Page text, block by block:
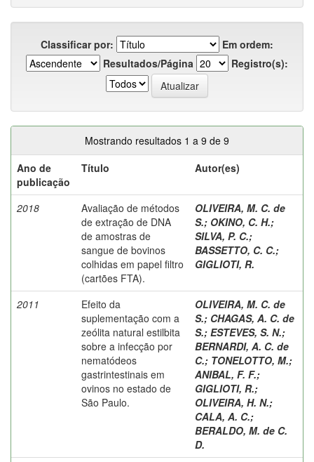
Classificar por:
Em ordem:
Resultados/Página
Registro(s):
Mostrando resultados 1 a 9 de 9
Ano de
publicação
Título Autor(es)
2018
Avaliação de métodos
de extração de DNA
de amostras de
sangue de bovinos
colhidas em papel filtro
(cartões FTA).
OLIVEIRA, M. C. de
S.; OKINO, C. H.;
SILVA, P. C.;
BASSETTO, C. C.;
GIGLIOTI, R.
2011
Efeito da
suplementação com a
zeólita natural estilbita
sobre a infecção por
nematódeos
gastrintestinais em
ovinos no estado de
São Paulo.
OLIVEIRA, M. C. de
S.; CHAGAS, A. C. de
S.; ESTEVES, S. N.;
BERNARDI, A. C. de
C.; TONELOTTO, M.;
ANIBAL, F. F.;
GIGLIOTI, R.;
OLIVEIRA, H. N.;
CALA, A. C.;
BERALDO, M. de C.
D.